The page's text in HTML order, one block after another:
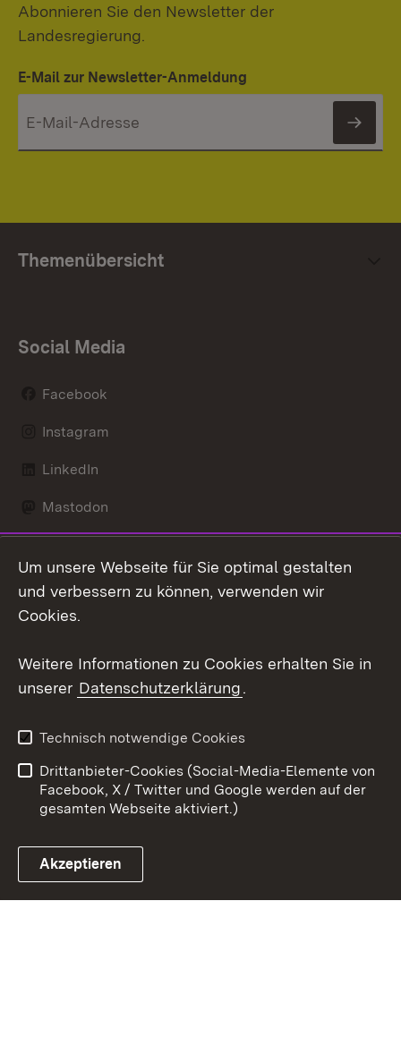
Abonnieren Sie den Newsletter der
Landesregierung.
E-Mail zur Newsletter-Anmeldung
Themenübersicht
Social Media
Facebook
Instagram
LinkedIn
Mastodon
X / Twitter
Youtube
Link zum Landesportal
Kontakt
Datenschutz
Barrierefreiheit
Impressum Cookies
Um unsere Webseite für Sie optimal gestalten
und verbessern zu können, verwenden wir
Cookies.
Weitere Informationen zu Cookies erhalten Sie in
unserer Datenschutzerklärung.
Technisch notwendige Cookies
Drittanbieter-Cookies (Social-Media-Elemente von
Facebook, X / Twitter und Google werden auf der
gesamten Webseite aktiviert.)
Akzeptieren